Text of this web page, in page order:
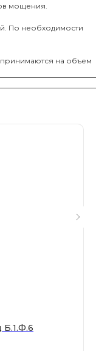
мощения.
По необходимости
на объем
Б.1.Ф.6